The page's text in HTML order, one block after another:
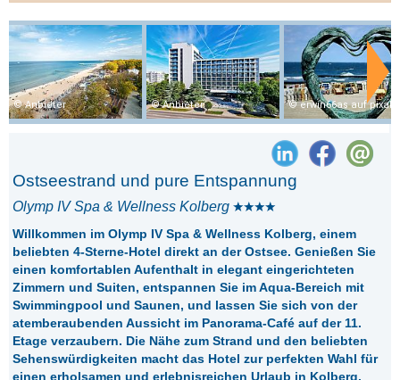
Anbieter Anbieter erwin66as auf
Ostseestrand und pure Entspannung
Olymp IV Spa & Wellness Kolberg
Willkommen im Olymp IV Spa & Wellness Kolberg, einem
beliebten 4-Sterne-Hotel direkt an der Ostsee. Genießen Sie
einen komfortablen Aufenthalt in elegant eingerichteten
Zimmern und Suiten, entspannen Sie im Aqua-Bereich mit
Swimmingpool und Saunen, und lassen Sie sich von der
atemberaubenden Aussicht im Panorama-Café auf der 11.
Etage verzaubern. Die Nähe zum Strand und den beliebten
Sehenswürdigkeiten macht das Hotel zur perfekten Wahl für
einen erholsamen und erlebnisreichen Urlaub in Kolberg.